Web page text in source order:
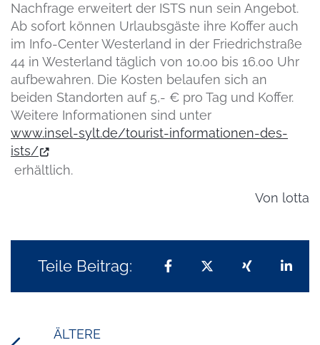
Nachfrage erweitert der ISTS nun sein Angebot.
Ab sofort können Urlaubsgäste ihre Koffer auch
im Info-Center Westerland in der Friedrichstraße
44 in Westerland täglich von 10.00 bis 16.00 Uhr
aufbewahren. Die Kosten belaufen sich an
beiden Standorten auf 5,- € pro Tag und Koffer.
Weitere Informationen sind unter
www.insel-sylt.de/tourist-informationen-des-
ists/
erhältlich.
Von lotta
Teile Beitrag: Teilen auf Facebook
Teilen auf X
Teilen auf
ÄLTERE